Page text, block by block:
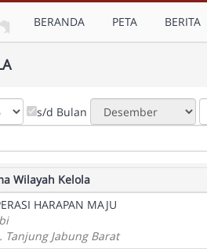
BERANDA PETA BERITA
s/d Bulan
Wilayah Kelola
HARAPAN MAJU
Tanjung Jabung Barat